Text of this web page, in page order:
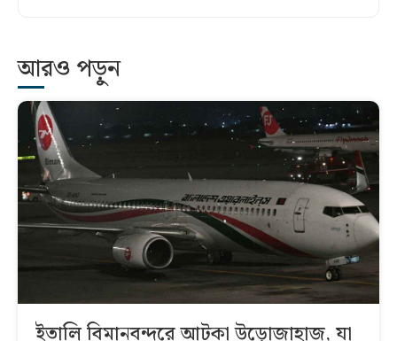
আরও পড়ুন
ইতালি বিমানবন্দরে আটকা উড়োজাহাজ, যা